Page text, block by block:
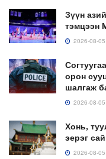
Зүүн
тэмцээн
2026-08-05
орон
шалгаж
2026-08-05
Хонь,
эерэг
2026-08-05